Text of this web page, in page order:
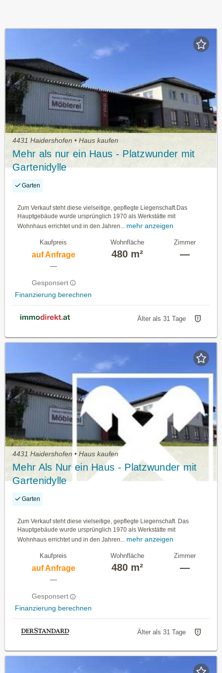
4431 Haidershofen • Haus kaufen
Mehr als nur ein Haus - Platzwunder mit
Gartenidylle
Garten
Zum Verkauf steht diese vielseitige, gepflegte Liegenschaft.Das
Hauptgebäude wurde ursprünglich 1970 als Werkstätte mit
Wohnhaus errichtet und in den Jahren... mehr anzeigen
Kaufpreis
auf Anfrage
—
Gesponsert
Finanzierung berechnen
Wohnfläche
480 m²
Zimmer
—
Älter als 31 Tage
4431 Haidershofen • Haus kaufen
Mehr Als Nur ein Haus - Platzwunder mit
Gartenidylle
Garten
Zum Verkauf steht diese vielseitige, gepflegte Liegenschaft. Das
Hauptgebäude wurde ursprünglich 1970 als Werkstätte mit
Wohnhaus errichtet und in den Jahren... mehr anzeigen
Kaufpreis
auf Anfrage
—
Gesponsert
Finanzierung berechnen
Wohnfläche
480 m²
Zimmer
—
Älter als 31 Tage